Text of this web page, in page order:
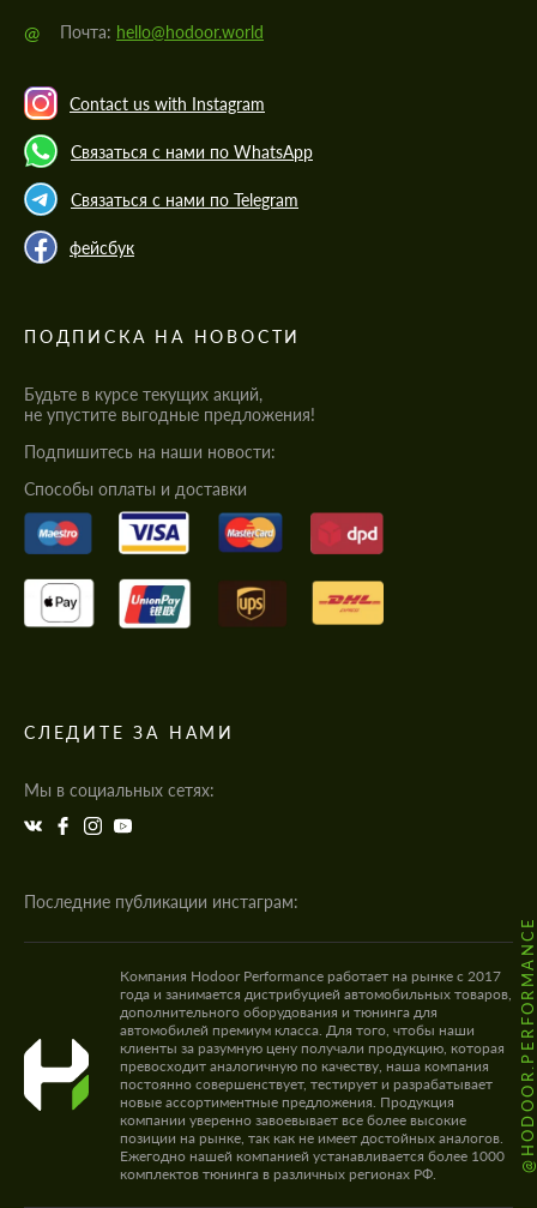
@ Почта: hello@hodoor.world
Contact us with Instagram
Связаться с нами по WhatsApp
Связаться с нами по Telegram
фейсбук
ПОДПИСКА НА НОВОСТИ
Будьте в курсе текущих акций,
не упустите выгодные предложения!
Подпишитесь на наши новости:
Cпособы оплаты и доставки
СЛЕДИТЕ ЗА НАМИ
Мы в социальных сетях:
Последние публикации инстаграм:
@HODOOR.PERFORMANCE
Компания Hodoor Performance работает на рынке с 2017
года и занимается дистрибуцией автомобильных товаров,
дополнительного оборудования и тюнинга для
автомобилей премиум класса. Для того, чтобы наши
клиенты за разумную цену получали продукцию, которая
превосходит аналогичную по качеству, наша компания
постоянно совершенствует, тестирует и разрабатывает
новые ассортиментные предложения. Продукция
компании уверенно завоевывает все более высокие
позиции на рынке, так как не имеет достойных аналогов.
Ежегодно нашей компанией устанавливается более 1000
комплектов тюнинга в различных регионах РФ.